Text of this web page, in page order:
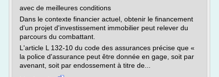
avec de meilleures conditions
Dans le contexte financier actuel, obtenir le financement
d'un projet d'investissement immobilier peut relever du
parcours du combattant.
L'article L 132-10 du code des assurances précise que «
la police d'assurance peut être donnée en gage, soit par
avenant, soit par endossement à titre de...